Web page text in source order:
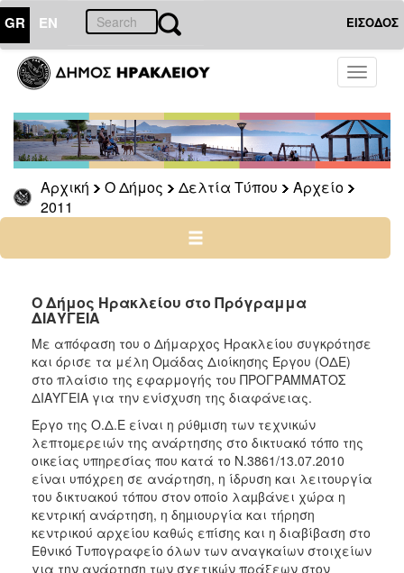
GR EN ΕΙΣΟΔΟΣ
Toggle
Αρχική Ο Δήμος Δελτία Τύπου
Αρχείο
2011
ΔΗΜΟΣ
Δελτία
Τύπου
Αρχείο
2026
2025
2022
2021
2020
2019
2018
2017
2016
2015
2013
2012
2011
Ο Δήμος Ηρακλείου στο Πρόγραμμα
ΔΙΑΥΓΕΙΑ
Με απόφαση του ο Δήμαρχος Ηρακλείου συγκρότησε
και όρισε τα μέλη Οµάδας Διοίκησης Έργου (ΟΔΕ)
στο πλαίσιο της εφαρμογής του ΠΡΟΓΡΑΜΜΑΤΟΣ
ΔΙΑΥΓΕΙΑ για την ενίσχυση της διαφάνειας.
Έργο της Ο.Δ.Ε είναι η ρύθµιση των τεχνικών
λεπτοµερειών της ανάρτησης στο δικτυακό τόπο της
οικείας υπηρεσίας που κατά το Ν.3861/13.07.2010
είναι υπόχρεη σε ανάρτηση, η ίδρυση και λειτουργία
του δικτυακού τόπου στον οποίο λαµβάνει χώρα η
κεντρική ανάρτηση, η δηµιουργία και τήρηση
κεντρικού αρχείου καθώς επίσης και η διαβίβαση στο
Εθνικό Τυπογραφείο όλων των αναγκαίων στοιχείων
για την ανάρτηση των σχετικών πράξεων στον